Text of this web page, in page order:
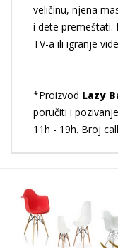
veličinu, njena
i dete premeštati.
TV-a ili igranje
*Proizvod Lazy
poručiti i
11h - 19h. Broj